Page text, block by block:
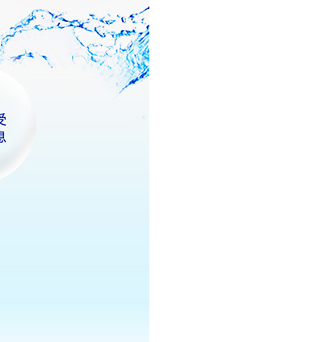
Peribadi, Pemprosesan, Penggunaan"
) untuk maklumat lanjut.
untuk pengguna kali pertama yang lulus
NT$10,000. Jika pengguna tidak membuat
tempoh tersebut, yuran pembayaran lewat sebanyak
dikenakan. Pengguna bawah umur dikehendaki
daripada ibu bapa atau penjaga yang sah
AFTEE.
Inc. di
kebimbangan mengenai pemprosesan dan
peribadi. Jika anda tidak bersetuju dengan data
seperti di atas akan dikumpul dan
sila jangan gunakan perkhidmatan ini.